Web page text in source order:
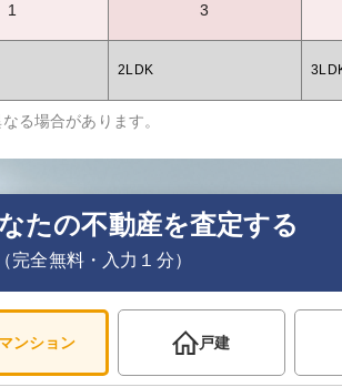
1 3
2LDK
る場合があります。
たの不動産を査定する
（完全無料・入力１分）
マンション 戸建